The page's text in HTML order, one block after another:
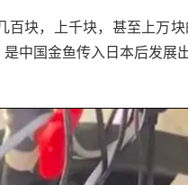
百块，上千块，甚至上万
是中国金鱼传入日本后发